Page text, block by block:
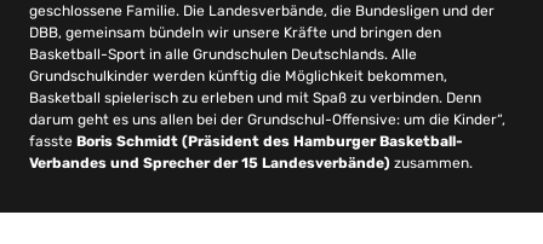
geschlossene Familie. Die Landesverbände, die Bundesligen und der
DBB, gemeinsam bündeln wir unsere Kräfte und bringen den
Basketball-Sport in alle Grundschulen Deutschlands. Alle
Grundschulkinder werden künftig die Möglichkeit bekommen,
Basketball spielerisch zu erleben und mit Spaß zu verbinden. Denn
darum geht es uns allen bei der Grundschul-Offensive: um die Kinder“,
fasste Boris Schmidt (Präsident des Hamburger Basketball-
Verbandes und Sprecher der 15 Landesverbände) zusammen.